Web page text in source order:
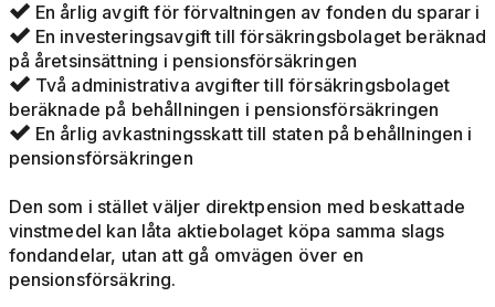
 En årlig avgift för förvaltningen av fonden du sparar i
 En investeringsavgift till försäkringsbolaget beräknad
på åretsinsättning i pensionsförsäkringen
 Två administrativa avgifter till försäkringsbolaget
beräknade på behållningen i pensionsförsäkringen
 En årlig avkastningsskatt till staten på behållningen i
pensionsförsäkringen
Den som i stället väljer direktpension med beskattade
vinstmedel kan låta aktiebolaget köpa samma slags
fondandelar, utan att gå omvägen över en
pensionsförsäkring.